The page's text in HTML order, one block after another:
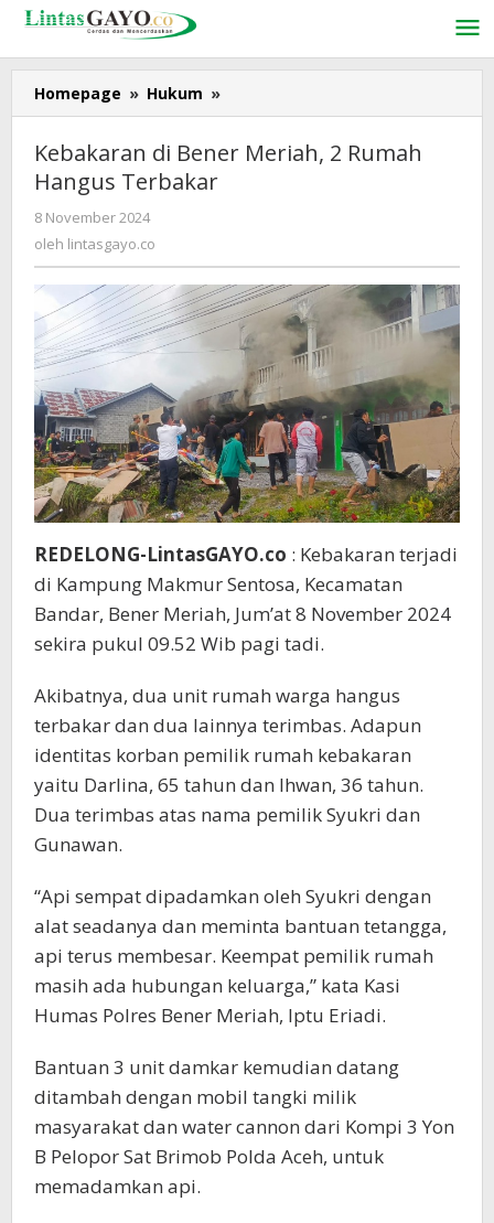
Lewati
konten
Homepage » Hukum »
di
Meriah,
Kebakaran di Bener Meriah, 2 Rumah
Hangus Terbakar
8 November 2024
oleh lintasgayo.co
REDELONG-LintasGAYO.co : Kebakaran terjadi
di Kampung Makmur Sentosa, Kecamatan
Bandar, Bener Meriah, Jum’at 8 November 2024
sekira pukul 09.52 Wib pagi tadi.
Akibatnya, dua unit rumah warga hangus
terbakar dan dua lainnya terimbas. Adapun
identitas korban pemilik rumah kebakaran
yaitu Darlina, 65 tahun dan Ihwan, 36 tahun.
Dua terimbas atas nama pemilik Syukri dan
Gunawan.
“Api sempat dipadamkan oleh Syukri dengan
alat seadanya dan meminta bantuan tetangga,
api terus membesar. Keempat pemilik rumah
masih ada hubungan keluarga,” kata Kasi
Humas Polres Bener Meriah, Iptu Eriadi.
Bantuan 3 unit damkar kemudian datang
ditambah dengan mobil tangki milik
masyarakat dan water cannon dari Kompi 3 Yon
B Pelopor Sat Brimob Polda Aceh, untuk
memadamkan api.